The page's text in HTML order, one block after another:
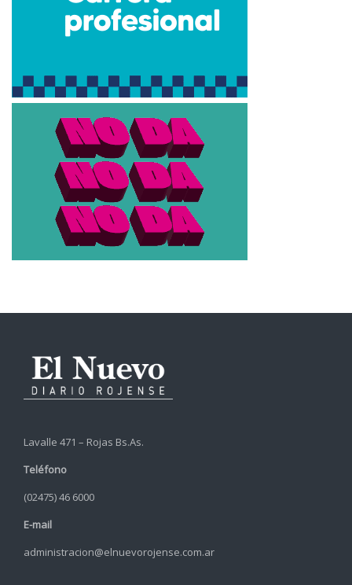
Lavalle 471 – Rojas Bs.As.
Teléfono
(02475) 46 6000
E-mail
administracion@elnuevorojense.com.ar